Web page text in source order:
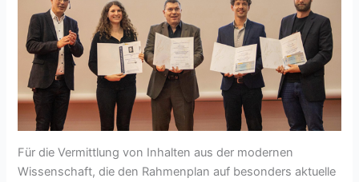
Für die Vermittlung von Inhalten aus der modernen
Wissenschaft, die den Rahmenplan auf besonders aktuelle